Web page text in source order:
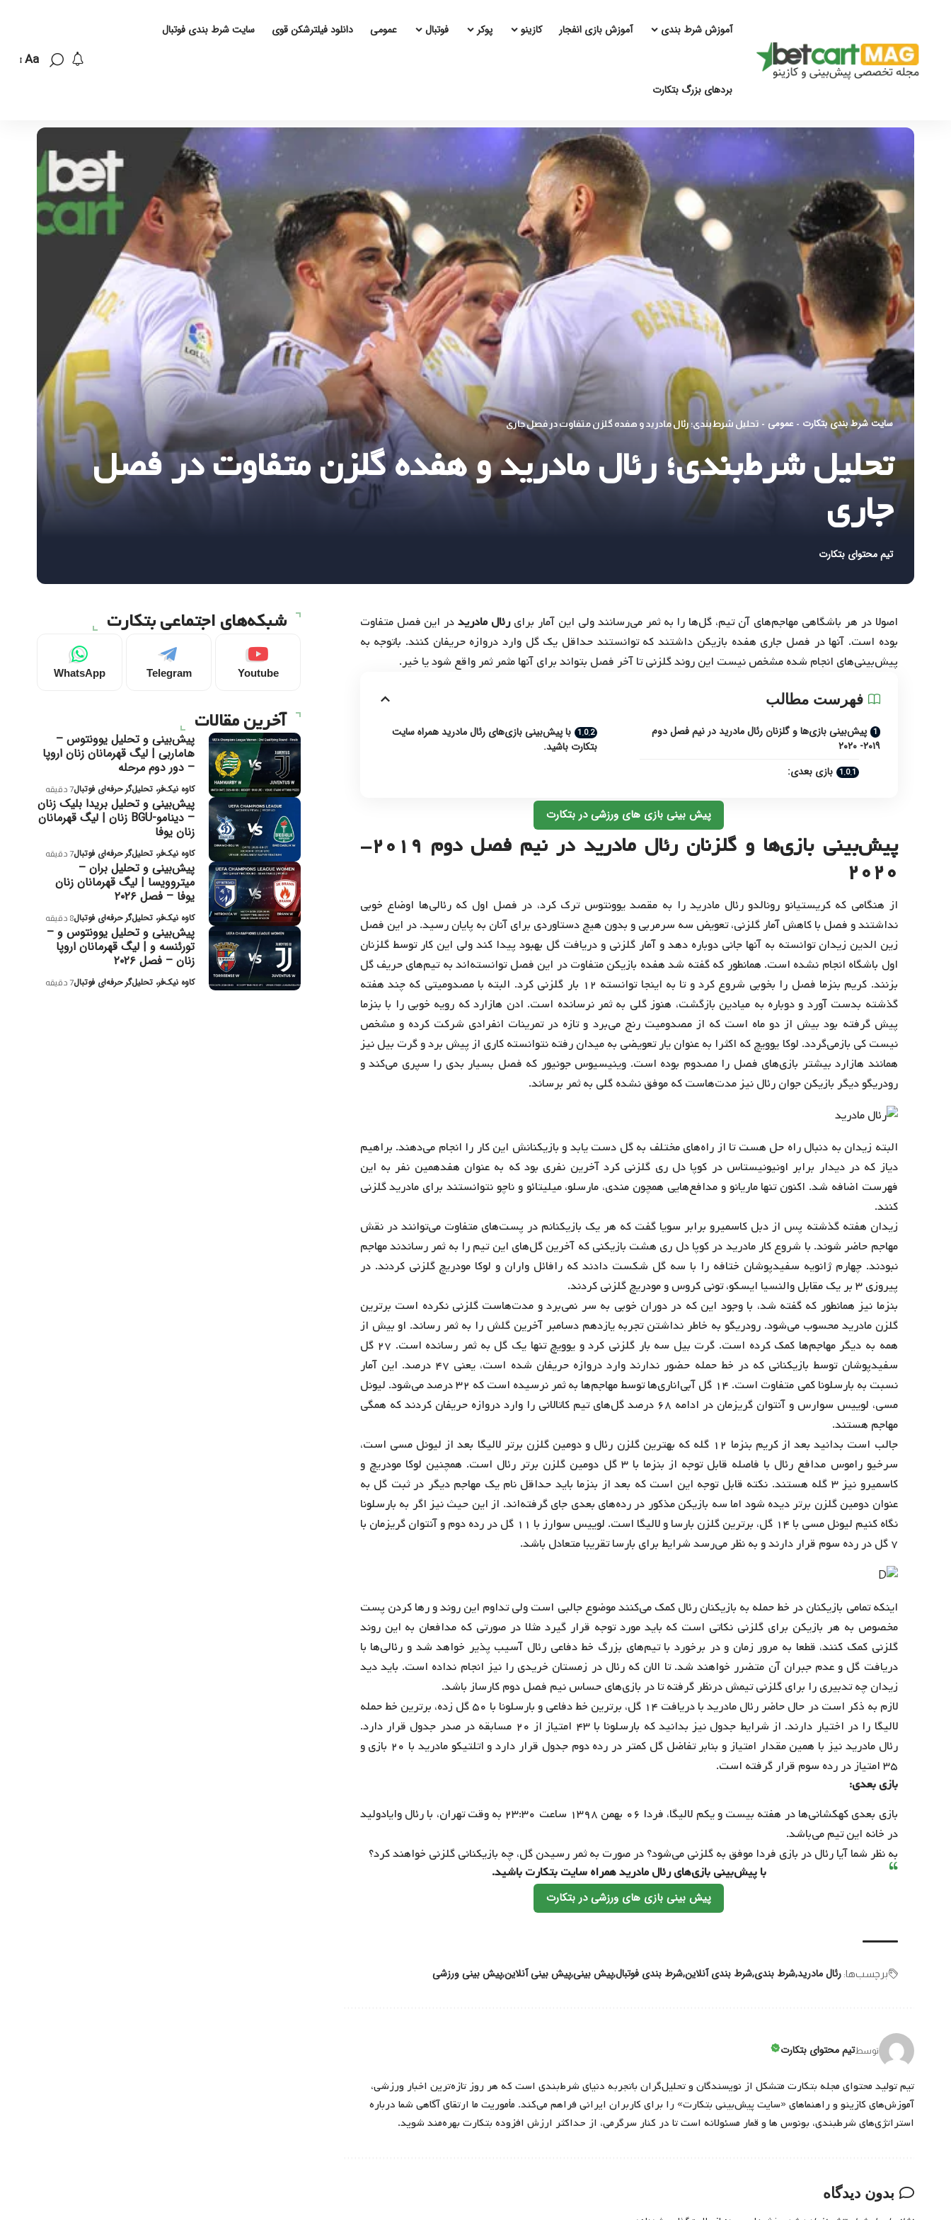
آموزش شرط بندی آموزش بازی انفجار کازینو پوکر فوتبال عمومی دانلود فیلترشکن قوی سایت شرط بندی فوتبال
بردهای بزرگ بتکارت
Aa
سایت شرط بندی بتکارت - عمومی - تحلیل شرط‌بندی؛ رئال مادرید و هفده گلزن متفاوت در فصل جاری
تحلیل شرط‌بندی؛ رئال مادرید و هفده گلزن متفاوت در فصل
جاری
تیم محتوای بتکارت
اصولا در هر باشگاهی مهاجم‌های آن تیم، گل‌ها را به ثمر می‌رسانند ولی این آمار برایرئال مادریددر این فصل متفاوت
بوده است. آنها در فصل جاری هفده بازیکن داشتند که توانستند حداقل یک گل وارد دروازه حریفان کنند. باتوجه به
پیش‌بینی‌های انجام شده مشخص نیست این روند گلزنی تا آخر فصل بتواند برای آنها مثمر ثمر واقع شود یا خیر.
فهرست مطالب
پیش‌بینی بازی‌ها و گلزنان رئال مادرید در نیم فصل دوم
۲۰۱۹- ۲۰۲۰
بازی بعدی:
با پیش‌بینی بازی‌های رئال مادرید همراه سایت
بتکارت باشید.
پیش بینی بازی های ورزشی در بتکارت
پیش‌بینی بازی‌ها و گلزنان رئال مادرید در نیم فصل دوم ۲۰۱۹-
۲۰۲۰
از هنگامی که کریستیانو رونالدو رئال مادرید را به مقصد یوونتوس ترک کرد، در فصل اول که رئالی‌ها اوضاع خوبی
نداشتند و فصل با کاهش آمار گلزنی، تعویض سه سرمربی و بدون هیچ دستاوردی برای آنان به پایان رسید. در این فصل
زین الدین زیدان توانسته به آنها جانی دوباره دهد و آمار گلزنی و دریافت گل بهبود پیدا کند ولی این کار توسط گلزنان
اول باشگاه انجام نشده است. همانطور که گفته شد هفده بازیکن متفاوت در این فصل توانسته‌اند به تیم‌های حریف گل
بزنند. کریم بنزما فصل را بخوبی شروع کرد و تا به اینجا توانسته ۱۲ بار گلزنی کرد. البته با مصدومیتی که چند هفته
گذشته بدست آورد و دوباره به میادین بازگشت، هنوز گلی به ثمر نرسانده است. ادن هازارد که رویه خوبی را با بنزما
پیش گرفته بود بیش از دو ماه است که از مصدومیت رنج می‌برد و تازه در تمرینات انفرادی شرکت کرده و مشخص
نیست کی بازمی‌گردد. لوکا یوویچ که اکثرا به عنوان یار تعویضی به میدان رفته نتوانسته کاری از پیش برد و گرت بیل نیز
همانند هازارد بیشتر بازی‌های فصل را مصدوم بوده است. وینیسیوس جونیور که فصل بسیار بدی را سپری می‌کند و
رودریگو دیگر بازیکن جوان رئال نیز مدت‌هاست که موفق نشده گلی به ثمر برساند.
البته زیدان به دنبال راه حل هست تا از راه‌های مختلف به گل دست یابد و بازیکنانش این کار را انجام می‌دهند. براهیم
دیاز که در دیدار برابر اونیونیستاس در کوپا دل ری گلزنی کرد آخرین نفری بود که به عنوان هفدهمین نفر به این
فهرست اضافه شد. اکنون تنها ماریانو و مدافع‌هایی همچون مندی، مارسلو، میلیتائو و ناچو نتوانستند برای مادرید گلزنی
کنند.
زیدان هفته گذشته پس از دبل کاسمیرو برابر سویا گفت که هر یک بازیکنانم در پست‌های متفاوت می‌توانند در نقش
مهاجم حاضر شوند. با شروع کار مادرید در کوپا دل ری هشت بازیکنی که آخرین گل‌های این تیم را به ثمر رساندند مهاجم
نبودند. چهارم ژانویه سفیدپوشان ختافه را با سه گل شکست دادند که رافائل واران و لوکا مودریچ گلزنی کردند. در
پیروزی ۳ بر یک مقابل والنسیا ایسکو، تونی کروس و مودریچ گلزنی کردند.
بنزما نیز همانطور که گفته شد، با وجود این که در دوران خوبی به سر نمی‌برد و مدت‌هاست گلزنی نکرده است برترین
گلزن مادرید محسوب می‌شود. رودریگو به خاطر نداشتن تجربه یازدهم دسامبر آخرین گلش را به ثمر رساند. او بیش از
همه به دیگر مهاجم‌ها کمک کرده است. گرت بیل سه بار گلزنی کرد و یوویچ تنها یک گل به ثمر رسانده است. ۲۷ گل
سفیدپوشان توسط بازیکنانی که در خط حمله حضور ندارند وارد دروازه حریفان شده است، یعنی ۴۷ درصد. این آمار
نسبت به بارسلونا کمی متفاوت است. ۱۴ گل آبی‌اناری‌ها توسط مهاجم‌ها به ثمر نرسیده است که ۳۲ درصد می‌شود. لیونل
مسی، لوییس سوارس و آنتوان گریزمان در ادامه ۶۸ درصد گل‌های تیم کاتالانی را وارد دروازه حریفان کردند که همگی
مهاجم هستند.
جالب است بدانید بعد از کریم بنزما ۱۲ گله که بهترین گلزن رئال و دومین گلزن برتر لالیگا بعد از لیونل مسی است،
سرخیو راموس مدافع رئال با فاصله قابل توجه از بنزما با ۳ گل دومین گلزن برتر رئال است. همچنین لوکا مودریچ و
کاسمیرو نیز ۳ گله هستند. نکته قابل توجه این است که بعد از بنزما باید حداقل نام یک مهاجم دیگر در ثبت گل به
عنوان دومین گلزن برتر دیده شود اما سه بازیکن مذکور در رده‌های بعدی جای گرفته‌اند. از این حیث نیز اگر به بارسلونا
نگاه کنیم لیونل مسی با ۱۴ گل، برترین گلزن بارسا و لالیگا است. لوییس سوارز با ۱۱ گل در رده دوم و آنتوان گریزمان با
۷ گل در رده سوم قرار دارند و به نظر می‌رسد شرایط برای بارسا تقریبا متعادل باشد.
اینکه تمامی بازیکنان در خط حمله به بازیکنان رئال کمک می‌کنند موضوع جالبی است ولی تداوم این روند و رها کردن پست
مخصوص به هر بازیکن برای گلزنی نکاتی است که باید مورد توجه قرار گیرد مثلا در صورتی که مدافعان به این روند
گلزنی کمک کنند، قطعا به مرور زمان و در برخورد با تیم‌های بزرگ خط دفاعی رئال آسیب پذیر خواهد شد و رئالی‌ها با
دریافت گل و عدم جبران آن متضرر خواهند شد. تا الان که رئال در زمستان خریدی را نیز انجام نداده است. باید دید
زیدان چه تدبیری را برای گلزنی تیمش درنظر گرفته تا در بازی‌های حساس نیم فصل دوم کارساز باشد.
لازم به ذکر است در حال حاضر رئال مادرید با دریافت ۱۴ گل، برترین خط دفاعی و بارسلونا با ۵۰ گل زده، برترین خط حمله
لالیگا را در اختیار دارند. از شرایط جدول نیز بدانید که بارسلونا با ۴۳ امتیاز از ۲۰ مسابقه در صدر جدول قرار دارد.
رئال مادرید نیز با همین مقدار امتیاز و بنابر تفاضل گل کمتر در رده دوم جدول قرار دارد و اتلتیکو مادرید با ۲۰ بازی و
۳۵ امتیاز در رده سوم قرار گرفته است.
بازی بعدی:
بازی‌ بعدی کهکشانی‌ها در هفته بیست و یکم لالیگا، فردا ۰۶ بهمن ۱۳۹۸ ساعت ۲۳:۳۰ به وقت تهران، با رئال وایادولید
در خانه این تیم می‌باشد.
به نظر شما آیا رئال در بازی فردا موفق به گلزنی می‌شود؟ در صورت به ثمر رسیدن گل، چه بازیکنانی گلزنی خواهند کرد؟
با پیش‌بینی بازی‌های رئال مادرید همراه سایت بتکارت باشید.
پیش بینی بازی های ورزشی در بتکارت
برچسب‌‌ها: رئال مادریدشرط بندیشرط بندی آنلاینشرط بندی فوتبالپیش بینیپیش بینی آنلاینپیش بینی ورزشی
توسطتیم محتوای بتکارت
تیم تولید محتوای مجله بتکارت متشکل از نویسندگان و تحلیل‌گران باتجربه دنیای شرط‌بندی است که هر روز تازه‌ترین اخبار ورزشی،
آموزش‌های کازینو و راهنماهای «سایت پیش‌بینی بتکارت» را برای کاربران ایرانی فراهم می‌کند. مأموریت ما ارتقای آگاهی شما درباره
استراتژی‌های شرطبندی، بونوس ها و قمار مسئولانه است تا در کنار سرگرمی، از حداکثر ارزش افزوده بتکارت بهره‌مند شوید.
بدون دیدگاه
شبکه‌های اجتماعی بتکارت
Youtube
Telegram
WhatsApp
آخرین مقالات
پیش‌بینی و تحلیل یوونتوس –
هاماربی | لیگ قهرمانان زنان اروپا
– دور دوم مرحله
کاوه نیک‌فر، تحلیل‌گر حرفه‌ای فوتبال7 دقیقه
پیش‌بینی و تحلیل بریدا بلیک زنان
– دینامو-BGU زنان | لیگ قهرمانان
زنان یوفا
کاوه نیک‌فر، تحلیل‌گر حرفه‌ای فوتبال7 دقیقه
پیش‌بینی و تحلیل بران –
میتروویسا | لیگ قهرمانان زنان
یوفا – فصل ۲۰۲۶
کاوه نیک‌فر، تحلیل‌گر حرفه‌ای فوتبال8 دقیقه
پیش‌بینی و تحلیل یوونتوس و –
تورئنسه و | لیگ قهرمانان اروپا
زنان – فصل ۲۰۲۶
کاوه نیک‌فر، تحلیل‌گر حرفه‌ای فوتبال7 دقیقه